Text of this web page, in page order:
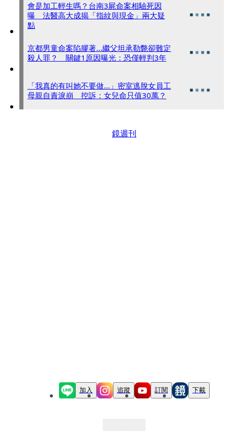
會是加工輕生嗎？台南3屍命案相驗死因
曝 法醫高大成揭「指紋與現金」兩大疑
點
京都男童命案陷膠著...繼父坦承勒斃卻難定
殺人罪？ 關鍵1原因曝光：恐僅輕判3年
「我真的有叫她不要做...」密室逃脫女員工
母親自責淚崩 控訴：女兒命只值30萬？
鏡週刊
加入 追蹤 訂閱 下載